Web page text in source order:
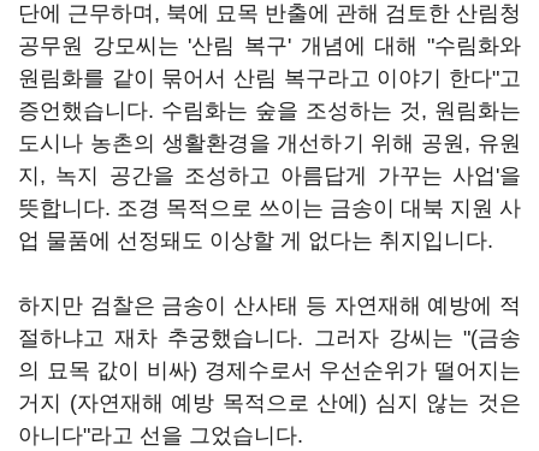
단에 근무하며, 북에 묘목 반출에 관해 검토한 산림청
공무원 강모씨는 '산림 복구' 개념에 대해 "수림화와
원림화를 같이 묶어서 산림 복구라고 이야기 한다"고
증언했습니다. 수림화는 숲을 조성하는 것, 원림화는
도시나 농촌의 생활환경을 개선하기 위해 공원, 유원
지, 녹지 공간을 조성하고 아름답게 가꾸는 사업'을
뜻합니다. 조경 목적으로 쓰이는 금송이 대북 지원 사
업 물품에 선정돼도 이상할 게 없다는 취지입니다.
하지만 검찰은 금송이 산사태 등 자연재해 예방에 적
절하냐고 재차 추궁했습니다. 그러자 강씨는 "(금송
의 묘목 값이 비싸) 경제수로서 우선순위가 떨어지는
거지 (자연재해 예방 목적으로 산에) 심지 않는 것은
아니다"라고 선을 그었습니다.